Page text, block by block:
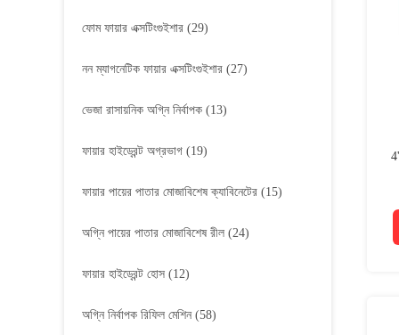
ফোম ফায়ার এক্সটিংগুইশার (29)
নন ম্যাগনেটিক ফায়ার এক্সটিংগুইশার (27)
ভেজা রাসায়নিক অগ্নি নির্বাপক (13)
ফায়ার হাইড্রেন্ট অগ্রভাগ (19)
ফায়ার পায়ের পাতার মোজাবিশেষ ক্যাবিনেটের (15)
অগ্নি পায়ের পাতার মোজাবিশেষ রীল (24)
ফায়ার হাইড্রেন্ট হোস (12)
অগ্নি নির্বাপক রিফিল মেশিন(58)